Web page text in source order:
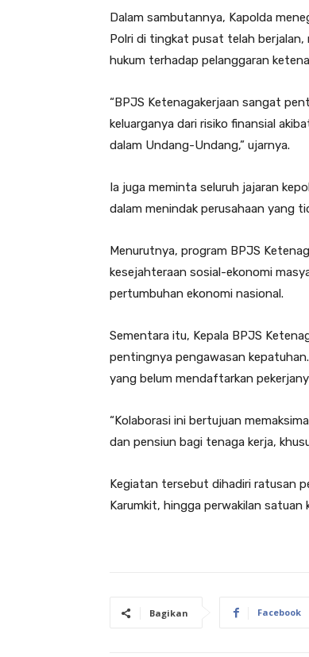
Dalam sambutannya, Kapolda
Polri di tingkat pusat telah berjalan,
hukum terhadap pelanggaran
“BPJS Ketenagakerjaan sangat
keluarganya dari risiko finansial
dalam Undang-Undang,” ujarnya.
Ia juga meminta seluruh jajaran
dalam menindak perusahaan yang
Menurutnya, program BPJS
kesejahteraan sosial-ekonomi
pertumbuhan ekonomi nasional.
Sementara itu, Kepala BPJS
pentingnya pengawasan
yang belum mendaftarkan
“Kolaborasi ini bertujuan
dan pensiun bagi tenaga kerja,
Kegiatan tersebut dihadiri ratusan
Karumkit, hingga perwakilan satuan
Bagikan Facebook